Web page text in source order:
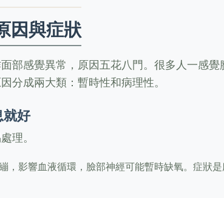
因與症狀
部感覺異常，原因五花八門。很多人一感
分成兩大類：暫時性和病理性。
好
理。
，影響血液循環，臉部神經可能暫時缺氧。症狀